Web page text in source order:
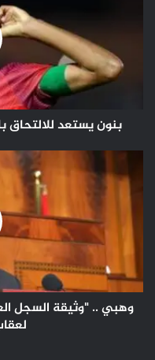
الكاميرون
بنون يستعد للالتحاق
وهبي
"وثيقة
السجل
العدلي
أن
تتحول
إلى
وهبي .. "وثيقة السجل